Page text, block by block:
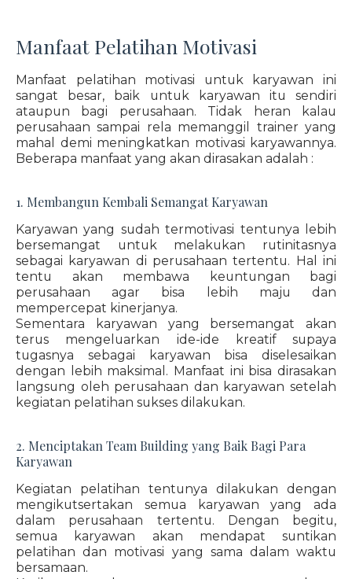
Manfaat Pelatihan Motivasi
Manfaat pelatihan motivasi untuk karyawan ini
sangat besar, baik untuk karyawan itu sendiri
ataupun bagi perusahaan. Tidak heran kalau
perusahaan sampai rela memanggil trainer yang
mahal demi meningkatkan motivasi karyawannya.
Beberapa manfaat yang akan dirasakan adalah :
1. Membangun Kembali Semangat Karyawan
Karyawan yang sudah termotivasi tentunya lebih
bersemangat untuk melakukan rutinitasnya
sebagai karyawan di perusahaan tertentu. Hal ini
tentu akan membawa keuntungan bagi
perusahaan agar bisa lebih maju dan
mempercepat kinerjanya.
Sementara karyawan yang bersemangat akan
terus mengeluarkan ide-ide kreatif supaya
tugasnya sebagai karyawan bisa diselesaikan
dengan lebih maksimal. Manfaat ini bisa dirasakan
langsung oleh perusahaan dan karyawan setelah
kegiatan pelatihan sukses dilakukan.
2. Menciptakan Team Building yang Baik Bagi Para
Karyawan
Kegiatan pelatihan tentunya dilakukan dengan
mengikutsertakan semua karyawan yang ada
dalam perusahaan tertentu. Dengan begitu,
semua karyawan akan mendapat suntikan
pelatihan dan motivasi yang sama dalam waktu
bersamaan.